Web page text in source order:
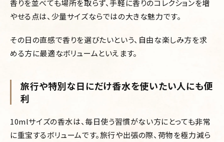
香りを並べても場所を取らず、手軽に香りのコレクションを増
やせる点は、少量サイズならではの大きな魅力です。
その日の直感で香りを選びたいという、自由な楽しみ方を求
める方に最適なボリュームといえます。
旅行や特別な日にだけ香水を使いたい人にも便
利
10mlサイズの香水は、毎日使う習慣がない方にとっても非常
に重宝するボリュームです。旅行や出張の際、荷物を極力減ら